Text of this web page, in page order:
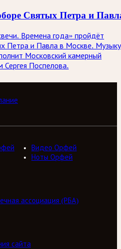
Святых Петра и
Времена года» пройдёт
Петра и Павла в Москве. Музыку
Московский камерный
Сергея Поспелова.
Видео Орфей
Ноты Орфей
ассоциация (РБА)
сайта